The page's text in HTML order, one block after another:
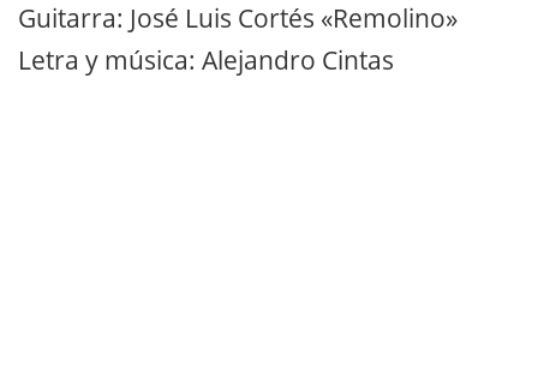
Guitarra: José Luis Cortés «Remolino»
Letra y música: Alejandro Cintas